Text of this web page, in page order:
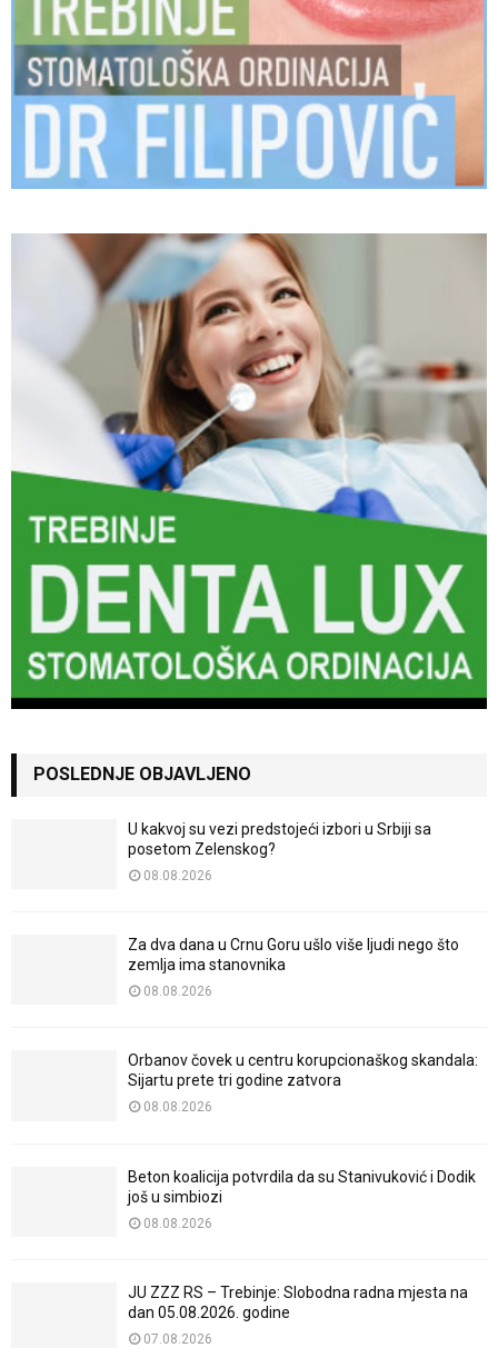
POSLEDNJE OBJAVLJENO
U kakvoj su vezi predstojeći izbori u Srbiji sa
posetom Zelenskog?
08.08.2026
Za dva dana u Crnu Goru ušlo više ljudi nego što
zemlja ima stanovnika
08.08.2026
Orbanov čovek u centru korupcionaškog skandala:
Sijartu prete tri godine zatvora
08.08.2026
Beton koalicija potvrdila da su Stanivuković i Dodik
još u simbiozi
08.08.2026
JU ZZZ RS – Trebinje: Slobodna radna mjesta na
dan 05.08.2026. godine
07.08.2026